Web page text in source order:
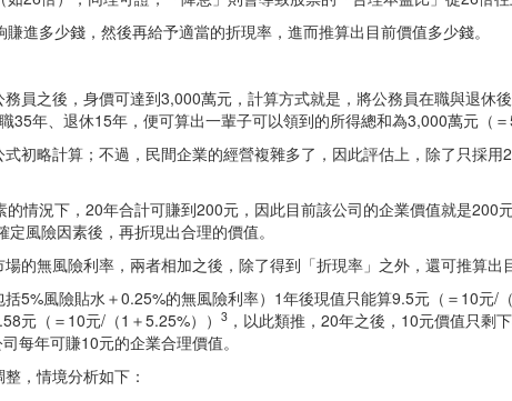
進多少錢，然後再給予適當的折現率，進而推算出目前價值多少錢。
員之後，身價可達到3,000萬元，計算方式就是，將公務員在職與退休
年、退休15年，便可算出一輩子可以領到的所得總和為3,000萬元（＝
初略計算；不過，民間企業的經營複雜多了，因此評估上，除了只採
情況下，20年合計可賺到200元，因此目前該公司的企業價值就是200
風險因素後，再折現出合理的價值。
的無風險利率，兩者相加之後，除了得到「折現率」之外，還可推算出
5%風險貼水＋0.25%的無風險利率）1年後現值只能算9.5元（＝10元/
元（＝10元/（1＋5.25%）） 3 ，以此類推，20年之後，10元價值只剩
每年可賺10元的企業合理價值。
，情境分析如下：